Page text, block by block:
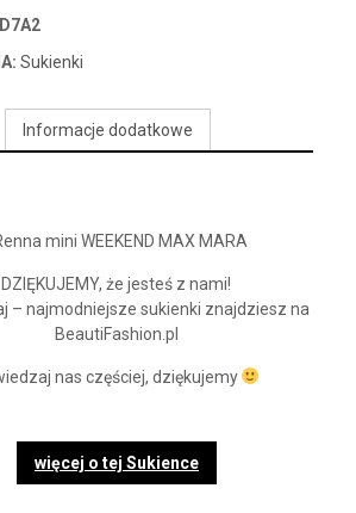
Sukienki
Informacje dodatkowe
mini WEEKEND MAX MARA
DZIĘKUJEMY, że jesteś z nami!
– najmodniejsze sukienki znajdziesz na
BeautiFashion.pl
nas częściej, dziękujemy
więcej o tej Sukience